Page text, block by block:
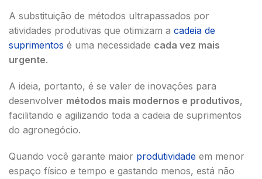
A substituição de métodos ultrapassados por
atividades produtivas que otimizam a cadeia de
suprimentos é uma necessidade cada vez mais
urgente.
A ideia, portanto, é se valer de inovações para
desenvolver métodos mais modernos e produtivos,
facilitando e agilizando toda a cadeia de suprimentos
do agronegócio.
Quando você garante maior produtividade em menor
espaço físico e tempo e gastando menos, está não